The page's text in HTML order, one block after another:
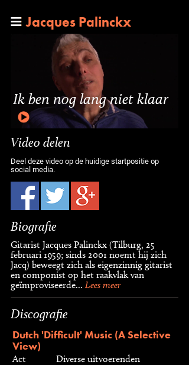
Jacques Palinckx
Ik ben nog lang niet klaar
Video delen
Deel deze video op de huidige startpositie op
social media.
Biografie
Gitarist Jacques Palinckx (Tilburg, 25
februari 1959; sinds 2001 noemt hij zich
Jacq) beweegt zich als eigenzinnig gitarist
en componist op het raakvlak van
geïmproviseerde... Lees meer
Discografie
Dutch 'Difficult' Music (A Selective
View)
Act
Diverse uitvoerenden